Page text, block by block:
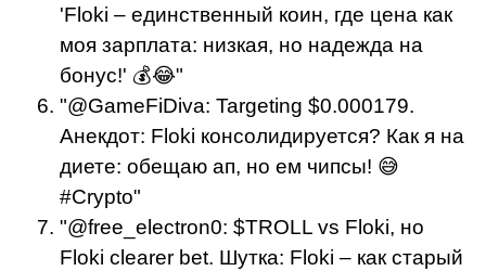
'Floki – единственный коин, где цена как
моя зарплата: низкая, но надежда на
бонус!' 💰😂"
"@GameFiDiva: Targeting $0.000179.
Анекдот: Floki консолидируется? Как я на
диете: обещаю ап, но ем чипсы! 😅
#Crypto"
"@free_electron0: $TROLL vs Floki, но
Floki clearer bet. Шутка: Floki – как старый